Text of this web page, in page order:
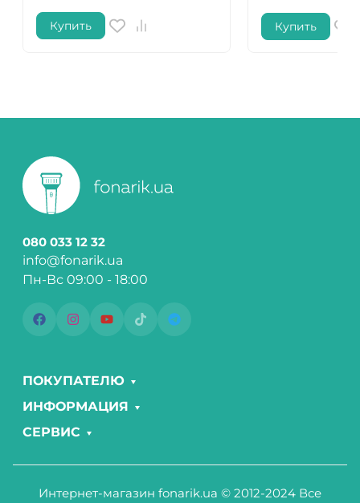
Купить Купить
080 033 12 32
info@fonarik.ua
Пн-Вс 09:00 - 18:00
ПОКУПАТЕЛЮ
ИНФОРМАЦИЯ
СЕРВИС
Интернет-магазин fonarik.ua © 2012-2024 Все